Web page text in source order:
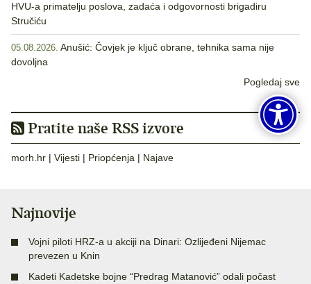
HVU-a primatelju poslova, zadaća i odgovornosti brigadiru
Stručiću
05.08.2026. Anušić: Čovjek je ključ obrane, tehnika sama nije
dovoljna
Pogledaj sve
Pratite naše RSS izvore
morh.hr | Vijesti | Priopćenja | Najave
Najnovije
Vojni piloti HRZ-a u akciji na Dinari: Ozlijeđeni Nijemac
prevezen u Knin
Kadeti Kadetske bojne “Predrag Matanović” odali počast